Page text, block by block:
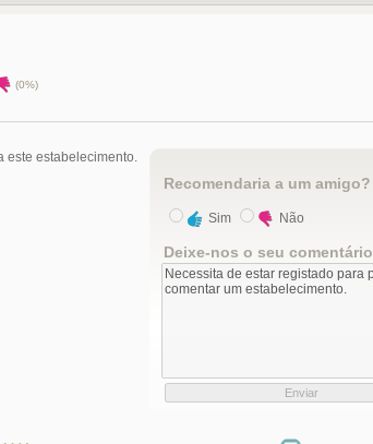
(0%)
este estabelecimento.
Recomendaria a um amigo?
Sim Não
Deixe-nos o seu comentário